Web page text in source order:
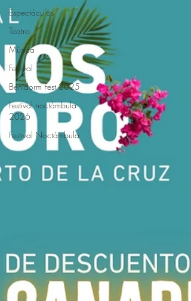
Espectáculos
Teatro
Música
Festival
Benidorm Fest 2025
Festival noctámbula
2026
Festival Noctámbula